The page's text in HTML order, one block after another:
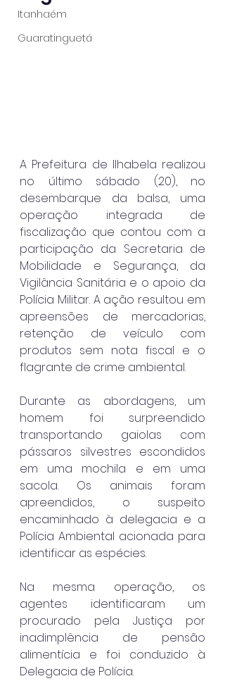
Itanhaém
Guaratinguetá
A Prefeitura de Ilhabela realizou
no último sábado (20), no
desembarque da balsa, uma
operação integrada de
fiscalização que contou com a
participação da Secretaria de
Mobilidade e Segurança, da
Vigilância Sanitária e o apoio da
Polícia Militar. A ação resultou em
apreensões de mercadorias,
retenção de veículo com
produtos sem nota fiscal e o
flagrante de crime ambiental.
Durante as abordagens, um
homem foi surpreendido
transportando gaiolas com
pássaros silvestres escondidos
em uma mochila e em uma
sacola. Os animais foram
apreendidos, o suspeito
encaminhado à delegacia e a
Polícia Ambiental acionada para
identificar as espécies.
Na mesma operação, os
agentes identificaram um
procurado pela Justiça por
inadimplência de pensão
alimentícia e foi conduzido à
Delegacia de Polícia.